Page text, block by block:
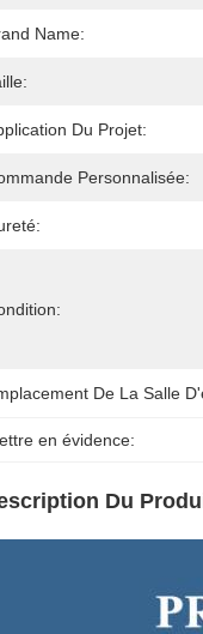
Name:
Du Projet:
Personnalisée:
De La Salle
en évidence:
Du